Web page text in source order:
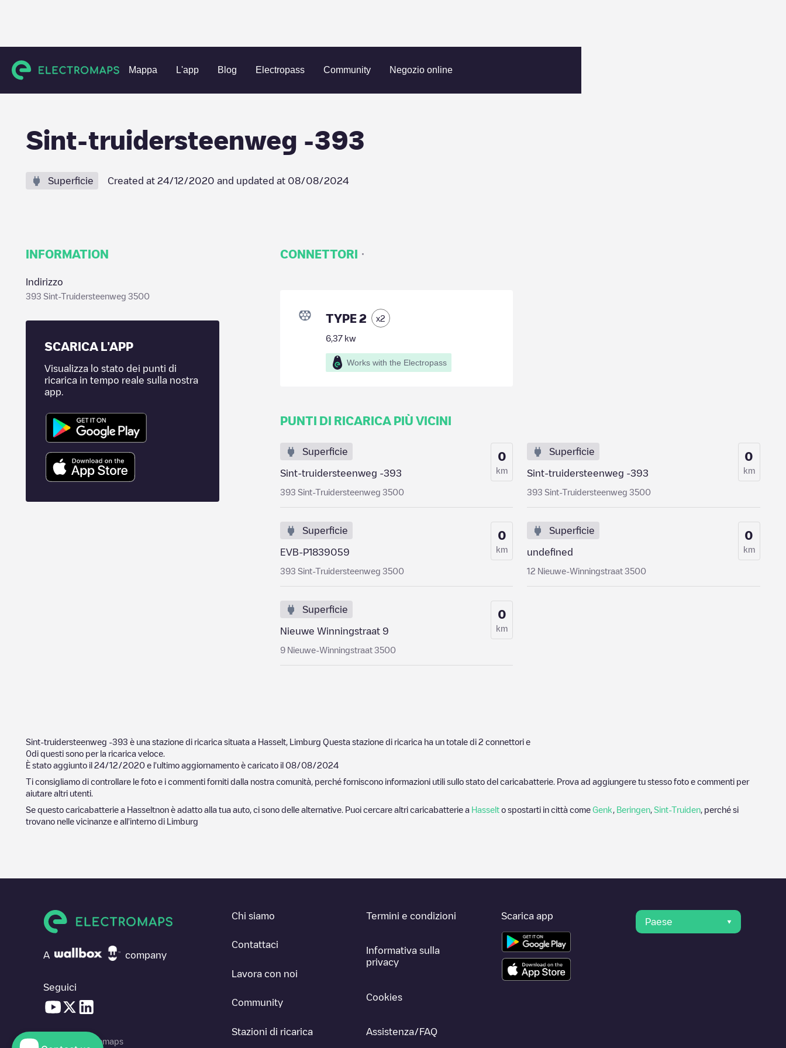
Mappa L'app Blog Electropass Community Negozio online
Charging stations Belgio Limburg Hasselt Sint-truidersteenweg -393
Sint-truidersteenweg -393
Superficie Created at 24/12/2020 and updated at 08/08/2024
INFORMATION
Indirizzo
393 Sint-Truidersteenweg 3500
SCARICA L'APP
Visualizza lo stato dei punti di
ricarica in tempo reale sulla nostra
app.
CONNETTORI ·
TYPE 2 x2
6,37kw
Works with the Electropass
PUNTI DI RICARICA PIÙ VICINI
Superficie
Sint-truidersteenweg -393
393 Sint-Truidersteenweg 3500
0
km
Superficie
Sint-truidersteenweg -393
393 Sint-Truidersteenweg 3500
0
km
Superficie
EVB-P1839059
393 Sint-Truidersteenweg 3500
0
km
Superficie
undefined
12 Nieuwe-Winningstraat 3500
0
km
Superficie
Nieuwe Winningstraat 9
9 Nieuwe-Winningstraat 3500
0
km
Sint-truidersteenweg -393 è una stazione di ricarica situata a Hasselt Limburg Questa stazione di ricarica ha un totale di 2 connettori e
0di questi sono per la ricarica veloce.
È stato aggiunto il 24/12/2020 e l'ultimo aggiornamento è caricato il 08/08/2024
Ti consigliamo di controllare le foto e i commenti forniti dalla nostra comunità, perché forniscono informazioni utili sullo stato del caricabatterie. Prova ad aggiungere tu stesso foto e commenti per
aiutare altri utenti.
Se questo caricabatterie a Hasseltnon è adatto alla tua auto, ci sono delle alternative. Puoi cercare altri caricabatterie a Hasselt o spostarti in città come Genk Beringen Sint-Truiden , perché si
trovano nelle vicinanze e all'interno di
Limburg
A company
Seguici
© 2026 Electromaps
Chi siamo
Contattaci
Lavora con noi
Community
Stazioni di ricarica
Termini e condizioni
Informativa sulla
privacy
Cookies
Assistenza/FAQ
Scarica app
Paese